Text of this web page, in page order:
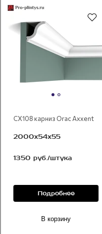
CX108 карниз Orac Axxent
2000x54х55
1350 руб./штука
Подробнее
В корзину